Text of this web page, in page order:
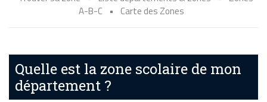
A-B-C • Carte des Zones
Quelle est la zone scolaire de mon
département ?